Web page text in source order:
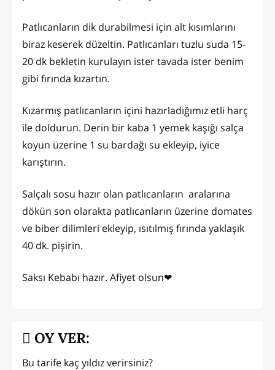
Patlıcanların dik durabilmesi için alt kısımlarını
biraz keserek düzeltin. Patlıcanları tuzlu suda 15-
20 dk bekletin kurulayın ister tavada ister benim
gibi fırında kızartın.
Kızarmış patlıcanların içini hazırladığımız etli harç
ile doldurun. Derin bir kaba 1 yemek kaşığı salça
koyun üzerine 1 su bardağı su ekleyip, iyice
karıştırın.
Salçalı sosu hazır olan patlıcanların aralarına
dökün son olarakta patlıcanların üzerine domates
ve biber dilimleri ekleyip, ısıtılmış fırında yaklaşık
40 dk. pişirin.
Saksı Kebabı hazır. Afiyet olsun❤
OY VER:
Bu tarife kaç yıldız verirsiniz?